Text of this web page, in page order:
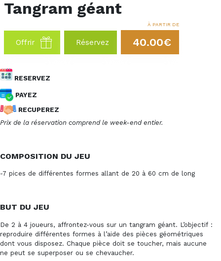
Tangram géant
Offrir Réservez
À PARTIR DE
40.00€
RESERVEZ
PAYEZ
RECUPEREZ
Prix de la réservation comprend le week-end entier.
COMPOSITION DU JEU
-7 pices de différentes formes allant de 20 à 60 cm de long
BUT DU JEU
De 2 à 4 joueurs, affrontez-vous sur un tangram géant. L’objectif :
reproduire différentes formes à l’aide des pièces géométriques
dont vous disposez. Chaque pièce doit se toucher, mais aucune
ne peut se superposer ou se chevaucher.